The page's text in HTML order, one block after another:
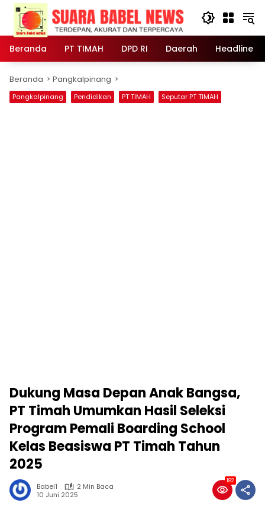
Langsung
konten
Beranda
PT TIMAH DPD RI Daerah Headline
Beranda Pangkalpinang
Pangkalpinang Pendidikan PT TIMAH Seputar PT TIMAH
Dukung Masa Depan Anak Bangsa,
PT Timah Umumkan Hasil Seleksi
Program Pemali Boarding School
Kelas Beasiswa PT Timah Tahun
2025
Babel1
2 Min Baca
10 Juni 2025
182